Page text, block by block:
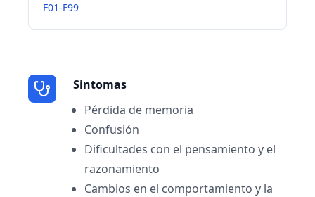
F01-F99
Sintomas
Pérdida de memoria
Confusión
Dificultades con el pensamiento y el
razonamiento
Cambios en el comportamiento y la